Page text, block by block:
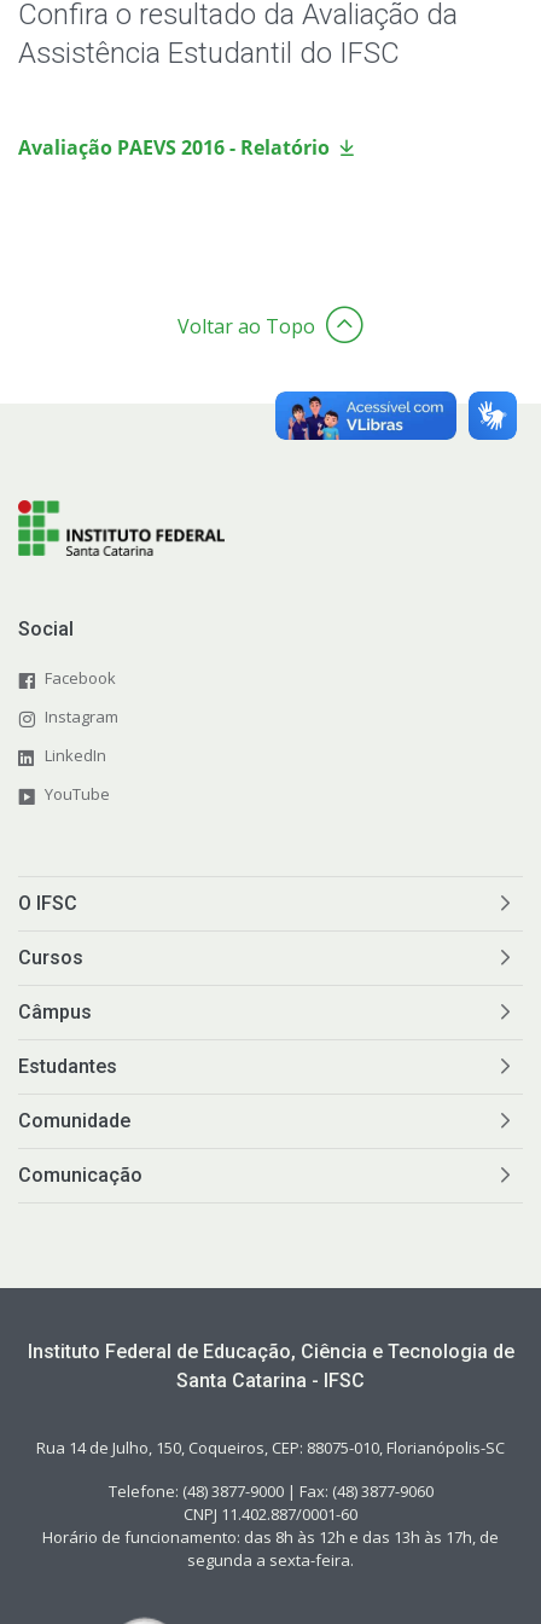
Confira o resultado da Avaliação da
Assistência Estudantil do IFSC
Avaliação PAEVS 2016 - Relatório
Voltar ao Topo
Social
Facebook
Instagram
LinkedIn
YouTube
O IFSC
Cursos
Câmpus
Estudantes
Comunidade
Comunicação
Instituto Federal de Educação, Ciência e Tecnologia de
Santa Catarina - IFSC
Rua 14 de Julho, 150, Coqueiros, CEP: 88075-010, Florianópolis-SC
Telefone: (48) 3877-9000 | Fax: (48) 3877-9060
CNPJ 11.402.887/0001-60
Horário de funcionamento: das 8h às 12h e das 13h às 17h, de
segunda a sexta-feira.